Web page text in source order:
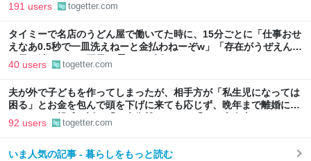
191 users togetter.com
タイミーで名店のうどん屋で働いてた時に、15分ごとに「仕事おせ
えなあ0.5秒で一皿洗えねーと金払わねーぞw」「存在がうぜえんだ
よ早く消えろ」と耳元で囁かれた話
40 users togetter.com
夫が外で子どもを作ってしまったが、相手方が「私生児になっては
困る」とお金を包んで頭を下げに来ても応じず、晩年まで離婚に応
じなかった親戚の話→「一生復讐になる」「これ本人幸せなの？」
92 users togetter.com
いま人気の記事 - 暮らしをもっと読む